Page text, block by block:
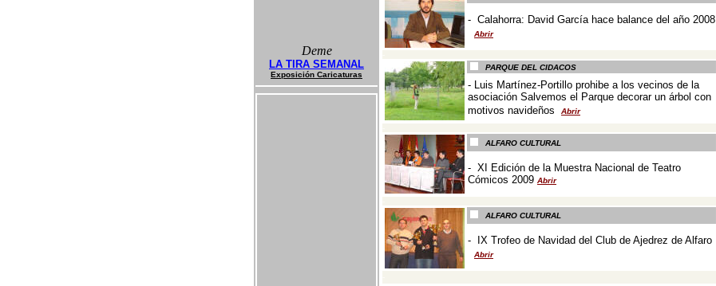
Deme
LA TIRA SEMANAL
Exposición Caricaturas
- Calahorra: David García hace balance del año 2008
Abrir
PARQUE DEL CIDACOS
- Luis Martínez-Portillo prohibe a los vecinos de la
asociación Salvemos el Parque decorar un árbol con
motivos navideños
Abrir
ALFARO CULTURAL
- XI Edición de la Muestra Nacional de Teatro
Cómicos 2009 Abrir
ALFARO CULTURAL
- IX Trofeo de Navidad del Club de Ajedrez de Alfaro
Abrir